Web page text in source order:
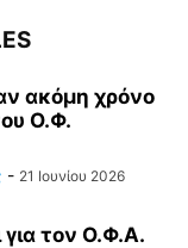
ακόμη χρόνο
Ο.Φ.
- 21 Ιουνίου 2026
για τον Ο.Φ.Α.